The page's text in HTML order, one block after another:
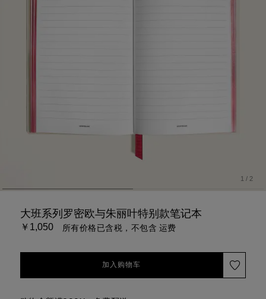
1 / 2
大班系列罗密欧与朱丽叶特别款笔记本
￥1,050 所有价格已含税，不包含 运费
加入购物车